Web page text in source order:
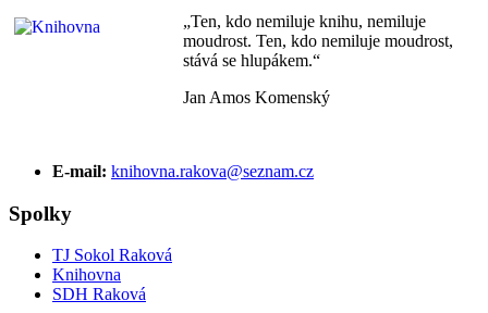
„Ten, kdo nemiluje knihu, nemiluje
moudrost. Ten, kdo nemiluje moudrost,
stává se hlupákem.“
Jan Amos Komenský
E-mail: knihovna.rakova@seznam.cz
Spolky
TJ Sokol Raková
Knihovna
SDH Raková